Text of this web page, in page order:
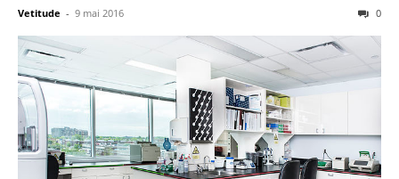
Vetitude - 9 mai 2016 0